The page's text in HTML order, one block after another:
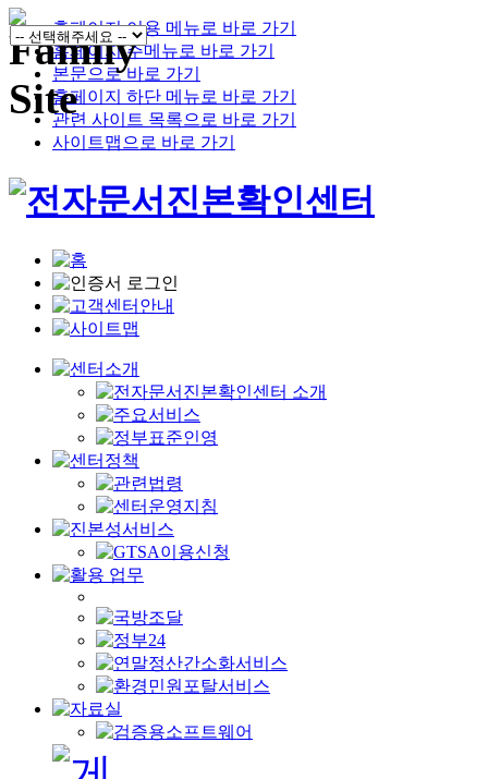
홈페이지 이용 메뉴로 바로 가기
홈페이지 주메뉴로 바로 가기
본문으로 바로 가기
홈페이지 하단 메뉴로 바로 가기
관련 사이트 목록으로 바로 가기
사이트맵으로 바로 가기